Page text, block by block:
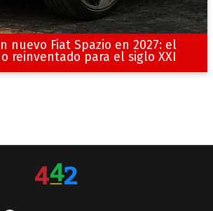
nuevo Fiat Spazio en 2027: el
reinventado para el siglo XXI